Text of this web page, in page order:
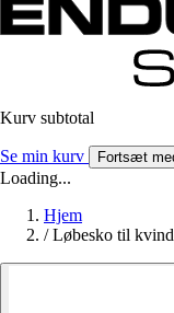
Kurv subtotal
Se min kurv Fortsæt
Loading...
Hjem
/ Løbesko til